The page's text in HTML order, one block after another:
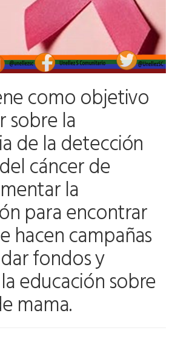
como objetivo
sobre la
de la detección
cáncer de
la
para encontrar
hacen campañas
fondos y
educación sobre
mama.